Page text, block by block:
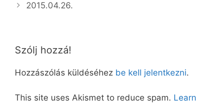
2015.04.26.
Szólj hozzá!
Hozzászólás küldéséhez be kell jelentkezni.
This site uses Akismet to reduce spam. Learn